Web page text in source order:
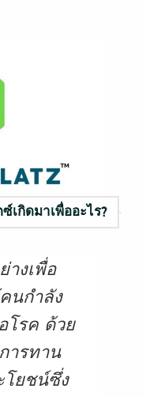
เกิดมาเพื่ออะไร?
างเพื่อ
นกำลัง
โรค ด้วย
ารทาน
โยชน์ซึ่ง